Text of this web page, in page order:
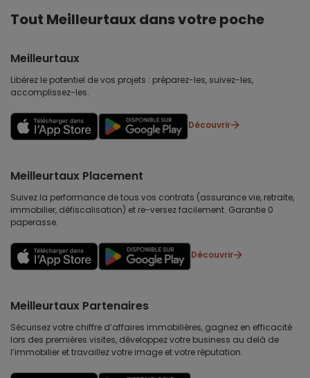
Tout Meilleurtaux dans votre poche
Meilleurtaux
Libérez le potentiel de vos projets : préparez-les, suivez-les,
accomplissez-les.
Découvrir
Meilleurtaux Placement
Suivez la performance de tous vos contrats (assurance vie, retraite,
immobilier, défiscalisation) et re-versez facilement. Garantie 0
paperasse.
Découvrir
Meilleurtaux Partenaires
Sécurisez votre chiffre d’affaires immobilières, gagnez en efficacité
lors des premières visites, développez votre business au delà de
l’immobilier et travaillez votre image et votre réputation.